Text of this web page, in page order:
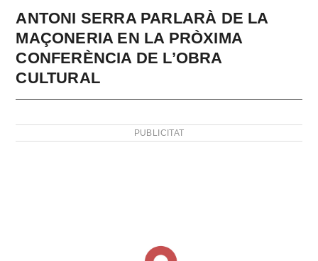
ANTONI SERRA PARLARÀ DE LA
MAÇONERIA EN LA PRÒXIMA
CONFERÈNCIA DE L’OBRA
CULTURAL
PUBLICITAT